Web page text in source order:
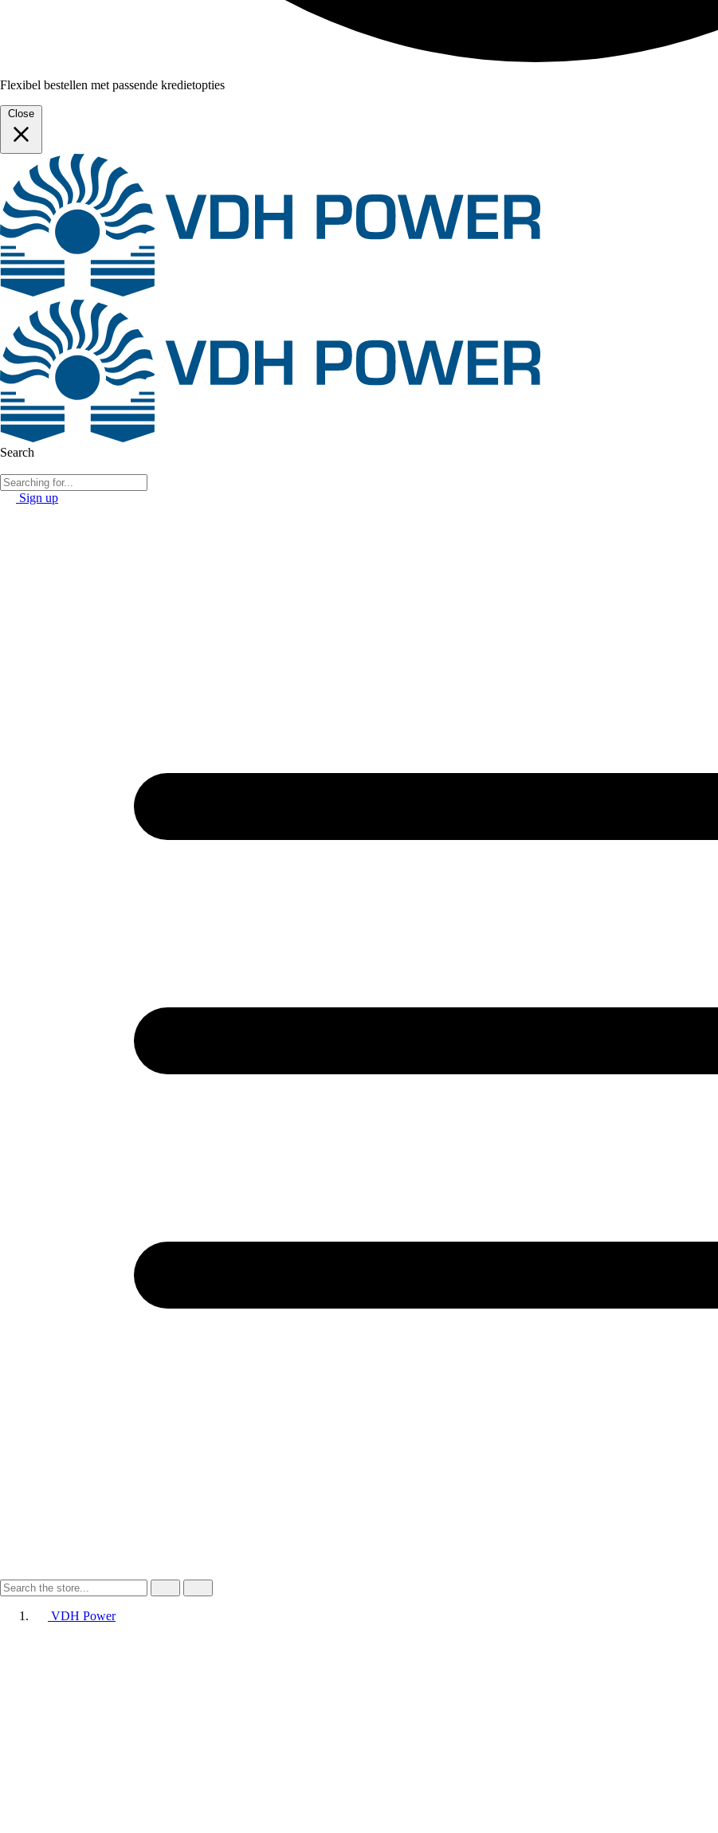
Flexibel bestellen met passende kredietopties
Close
Search
Sign up
VDH Power